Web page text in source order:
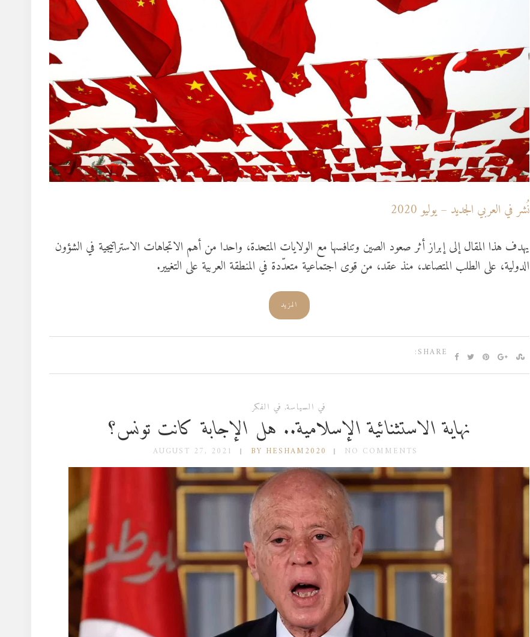
نُشر في العربي الجديد – يوليو 2020
يهدف هذا المقال إلى إبراز أثر صعود الصين وتنافسها مع الولايات المتحدة، واحدا من أهم الاتجاهات الاستراتيجية في الشؤون
الدولية، على الطلب المتصاعد، منذ عقد، من قوى اجتماعية متعدّدة في المنطقة العربية على التغيير.
المزيد
SHARE:
في السياسة, في الفكر
نهاية الاستثنائية الإسلامية.. هل الإجابة كانت تونس؟
AUGUST 27, 2021 BY HESHAM2020 NO COMMENTS